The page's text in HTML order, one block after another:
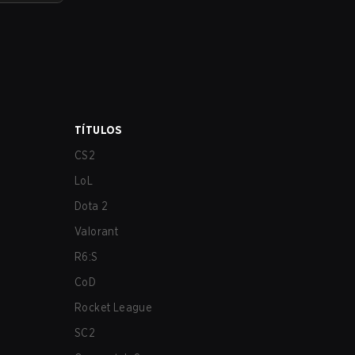
TÍTULOS
CS2
LoL
Dota 2
Valorant
R6:S
CoD
Rocket League
SC2